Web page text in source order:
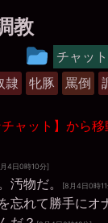
教
投
稿
グ
ル
プ
チャッ
隷 牝豚 罵倒
ャット】から移
4日0時10分]
汚物だ。 [8月4日0時11
忘れて勝手に